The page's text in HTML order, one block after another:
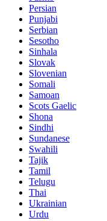
Persian
Punjabi
Serbian
Sesotho
Sinhala
Slovak
Slovenian
Somali
Samoan
Scots Gaelic
Shona
Sindhi
Sundanese
Swahili
Tajik
Tamil
Telugu
Thai
Ukrainian
Urdu